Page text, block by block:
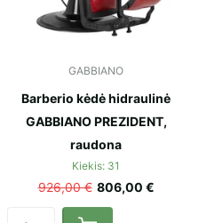
GABBIANO
Barberio kėdė hidraulinė
GABBIANO PREZIDENT,
raudona
Kiekis: 31
926,00 € 806,00 €